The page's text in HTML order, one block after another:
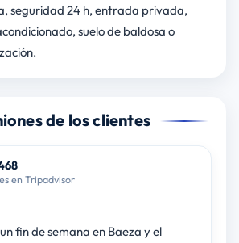
seguridad 24 h, entrada privada,
suelo de baldosa o
de los clientes
en Tripadvisor
fin de semana en Baeza y el